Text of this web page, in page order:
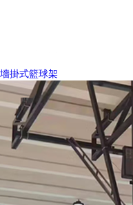
墻掛式籃球架